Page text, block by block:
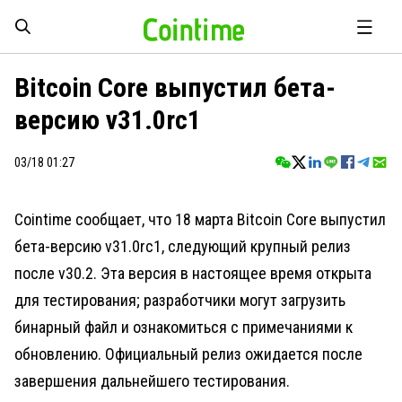
Bitcoin Core выпустил бета-
версию v31.0rc1
03/18 01:27
Cointime сообщает, что 18 марта Bitcoin Core выпустил
бета-версию v31.0rc1, следующий крупный релиз
после v30.2. Эта версия в настоящее время открыта
для тестирования; разработчики могут загрузить
бинарный файл и ознакомиться с примечаниями к
обновлению. Официальный релиз ожидается после
завершения дальнейшего тестирования.